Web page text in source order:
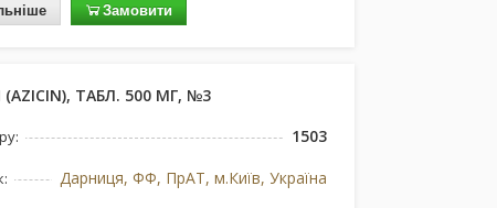
Замовити
ТАБЛ. 500 МГ, №3
1503
Дарниця, ФФ, ПрАТ, м.Київ, Україна